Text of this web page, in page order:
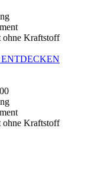
ohne Kraftstoff
ohne Kraftstoff